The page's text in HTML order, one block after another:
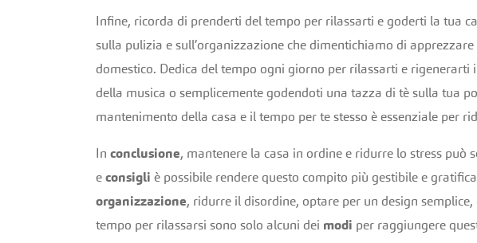
Infine, ricorda di prenderti del tempo per rilassarti e goderti la tua
sulla pulizia e sull’organizzazione che dimentichiamo di
domestico. Dedica del tempo ogni giorno per rilassarti e
della musica o semplicemente godendoti una tazza di tè sulla tua
mantenimento della casa e il tempo per te stesso è essenziale per
In conclusione, mantenere la casa in ordine e ridurre lo stress può
e consigli è possibile rendere questo compito più gestibile e
organizzazione, ridurre il disordine, optare per un design
tempo per rilassarsi sono solo alcuni dei modi per raggiungere